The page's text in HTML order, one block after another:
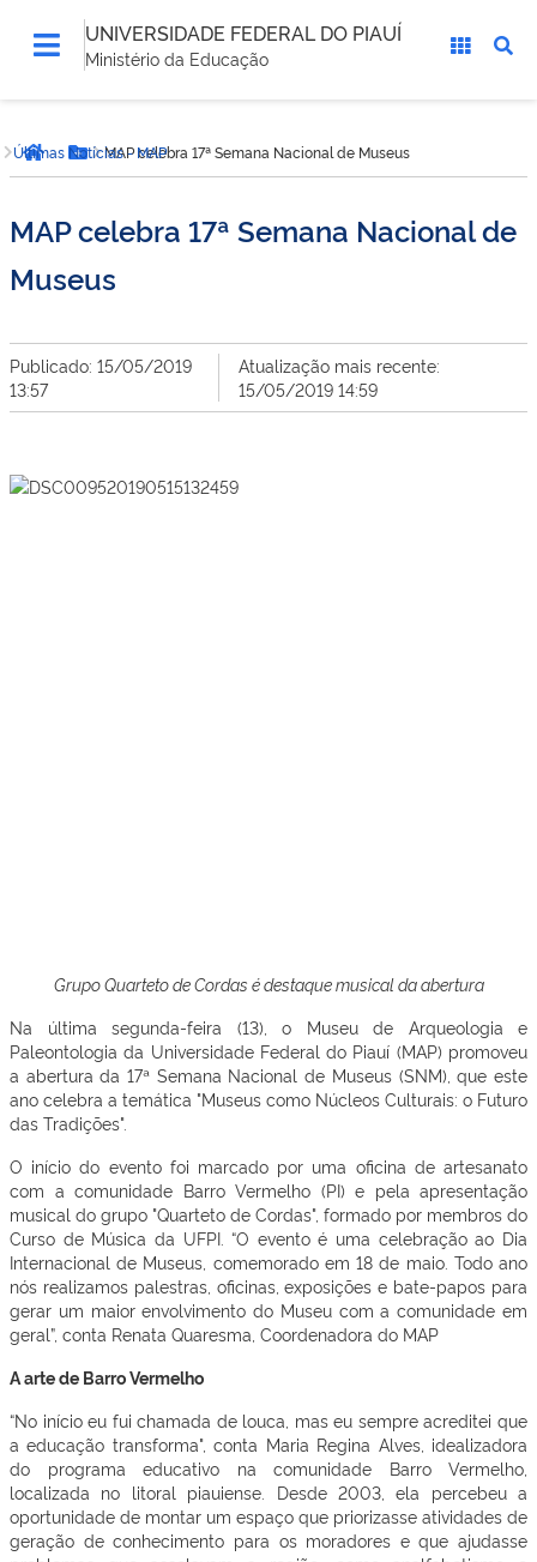
UNIVERSIDADE FEDERAL DO PIAUÍ
Ministério da Educação
está
aqui:Página inicial
Botão Menu
Últimas Notícias - MAPMAP celebra 17ª Semana Nacional de Museus
MAP celebra 17ª Semana Nacional de
Museus
Publicado: 15/05/2019
13:57
Atualização mais recente:
15/05/2019 14:59
Grupo Quarteto de Cordas é destaque musical da abertura
Na última segunda-feira (13), o Museu de Arqueologia e
Paleontologia da Universidade Federal do Piauí (MAP) promoveu
a abertura da 17ª Semana Nacional de Museus (SNM), que este
ano celebra a temática "Museus como Núcleos Culturais: o Futuro
das Tradições".
O início do evento foi marcado por uma oficina de artesanato
com a comunidade Barro Vermelho (PI) e pela apresentação
musical do grupo "Quarteto de Cordas", formado por membros do
Curso de Música da UFPI. “O evento é uma celebração ao Dia
Internacional de Museus , comemorado em18 de maio. Todo ano
nós realizamos palestras, oficinas, exposições e bate-papos para
gerar um maior envolvimento do Museu com a comunidade em
geral”, conta Renata Quaresma, Coordenadora do MAP
A arte de Barro Vermelho
“No início eu fui chamada de louca, mas eu sempre acreditei que
a educação transforma", conta Maria Regina Alves, idealizadora
do programa educativo na comunidade Barro Vermelho,
localizada no litoral piauiense. Desde 2003, ela percebeu a
oportunidade de montar um espaço que priorizasse atividades de
geração de conhecimento para os moradores e que ajudasse